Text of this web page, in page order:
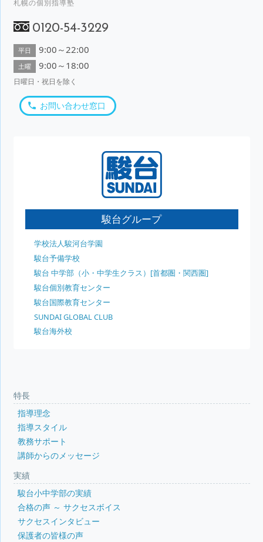
札幌の個別指導塾
0120-54-3229
平日 9:00～22:00
土曜 9:00～18:00
日曜日・祝日を除く
お問い合わせ窓口
駿台グループ
学校法人駿河台学園
駿台予備学校
駿台 中学部（小・中学生クラス）[首都圏・関西圏]
駿台個別教育センター
駿台国際教育センター
SUNDAI GLOBAL CLUB
駿台海外校
特長
指導理念
指導スタイル
教務サポート
講師からのメッセージ
実績
駿台小中学部の実績
合格の声 ～ サクセスボイス
サクセスインタビュー
保護者の皆様の声